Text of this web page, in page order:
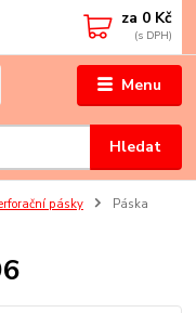
Menu
Hledat
za 0 Kč
pásky
Páska